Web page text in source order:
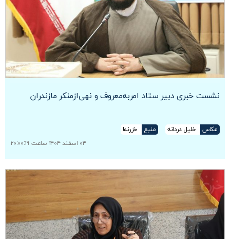
نشست خبری دبیر ستاد امربه‌معروف و نهی‎‌ازمنکر مازندران
عکاس خلیل دردانه منبع
خزرنما
۰۴ اسفند ۱۴۰۴ ساعت ۲۰:۰۰:۱۹